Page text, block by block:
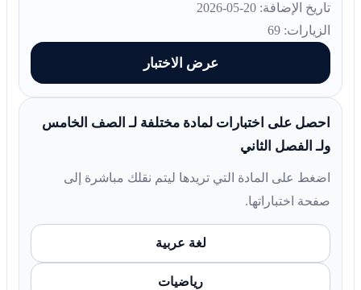
تاريخ الإضافة: 20-05-2026
الزيارات: 69
عرض الاختبار
احصل على اختبارات لمادة مختلفة لـ الصف الخامس
ولـ الفصل الثاني
اضغط على المادة التي تريدها ليتم نقلك مباشرة إلى
صفحة اختباراتها.
لغة عربية
رياضيات